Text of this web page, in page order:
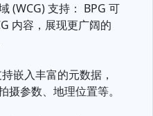
(WCG) 支持： BPG 可
内容，展现更广阔的
嵌入丰富的元数据，
参数、地理位置等。